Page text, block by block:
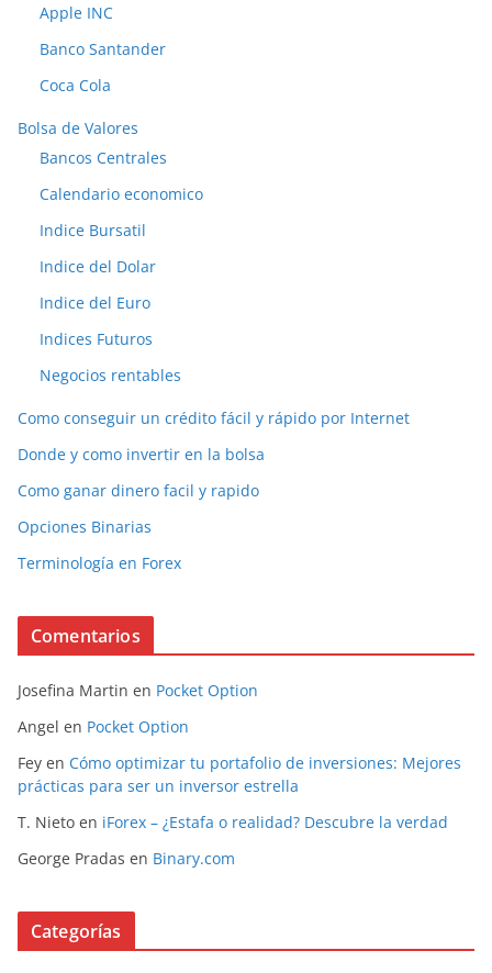
Apple INC
Banco Santander
Coca Cola
Bolsa de Valores
Bancos Centrales
Calendario economico
Indice Bursatil
Indice del Dolar
Indice del Euro
Indices Futuros
Negocios rentables
Como conseguir un crédito fácil y rápido por Internet
Donde y como invertir en la bolsa
Como ganar dinero facil y rapido
Opciones Binarias
Terminología en Forex
Comentarios
Josefina Martin en Pocket Option
Angel en Pocket Option
Fey en Cómo optimizar tu portafolio de inversiones: Mejores
prácticas para ser un inversor estrella
T. Nieto en iForex – ¿Estafa o realidad? Descubre la verdad
George Pradas en Binary.com
Categorías